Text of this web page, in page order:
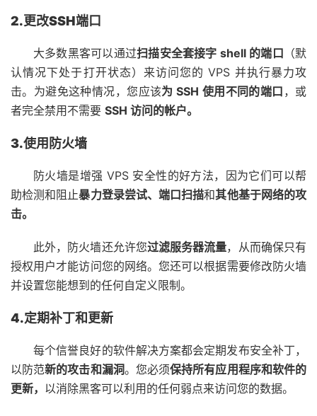
2.更改SSH端口
大多数黑客可以通过扫描安全套接字 shell 的端口 （默
认情况下处于打开状态）来访问您的 VPS 并执行暴力攻
击。为避免这种情况，您应该为 SSH 使用不同的端口 ，或
者完全禁用不需要 SSH 访问的帐户。
3.使用防火墙
防火墙是增强 VPS 安全性的好方法，因为它们可以帮
助检测和阻止暴力登录尝试、端口扫描和其他基于网络的攻
击。
此外，防火墙还允许您过滤服务器流量，从而确保只有
授权用户才能访问您的网络。您还可以根据需要修改防火墙
并设置您能想到的任何自定义限制。
4.定期补丁和更新
每个信誉良好的软件解决方案都会定期发布安全补丁，
以防范新的攻击和漏洞。您必须保持所有应用程序和软件的
更新， 以消除黑客可以利用的任何弱点来访问您的数据。